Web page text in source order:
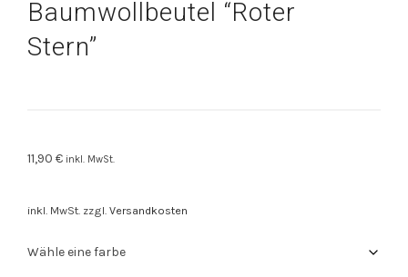
Baumwollbeutel “Roter
Stern”
11,90 € inkl. MwSt.
inkl. MwSt. zzgl. Versandkosten